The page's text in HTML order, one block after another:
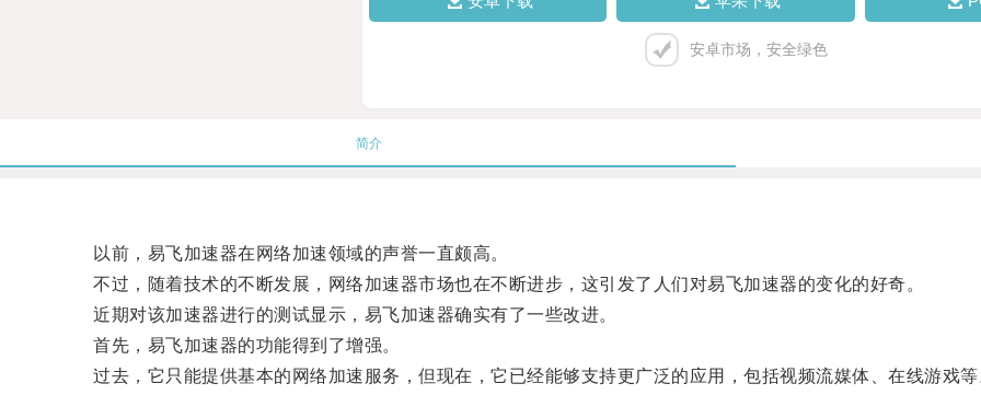
安卓市场，安全绿色
简介
以前，易飞加速器在网络加速领域的声誉一直颇高。
不过，随着技术的不断发展，网络加速器市场也在不断进步，这引发了人们对易飞加速器的变化的好奇。
近期对该加速器进行的测试显示，易飞加速器确实有了一些改进。
首先，易飞加速器的功能得到了增强。
过去，它只能提供基本的网络加速服务，但现在，它已经能够支持更广泛的应用，包括视频流媒体、在线游戏等